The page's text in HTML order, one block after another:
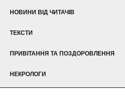
НОВИНИ ВІД ЧИТАЧІВ
ТЕКСТИ
ПРИВІТАННЯ ТА ПОЗДОРОВЛЕННЯ
НЕКРОЛОГИ